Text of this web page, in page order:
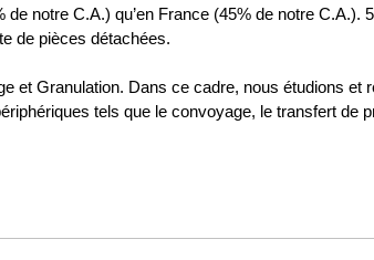
notre C.A.) qu’en France (45% de notre C.A.).
de pièces détachées.
et Granulation. Dans ce cadre, nous étudions et
tels que le convoyage, le transfert de